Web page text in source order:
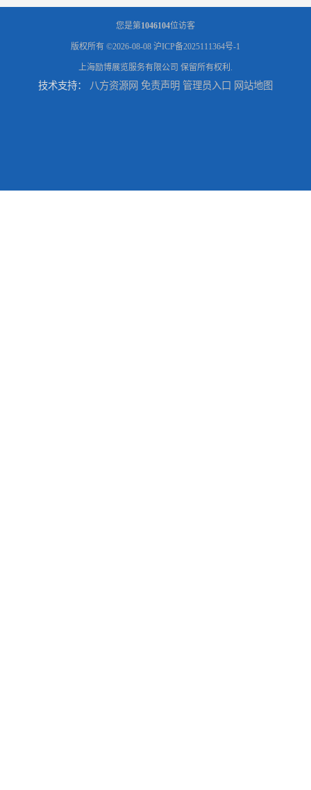
您是第1046104位访客
版权所有 ©2026-08-08 沪ICP备2025111364号-1
上海励博展览服务有限公司 保留所有权利.
技术支持： 八方资源网 免责声明 管理员入口 网站地图